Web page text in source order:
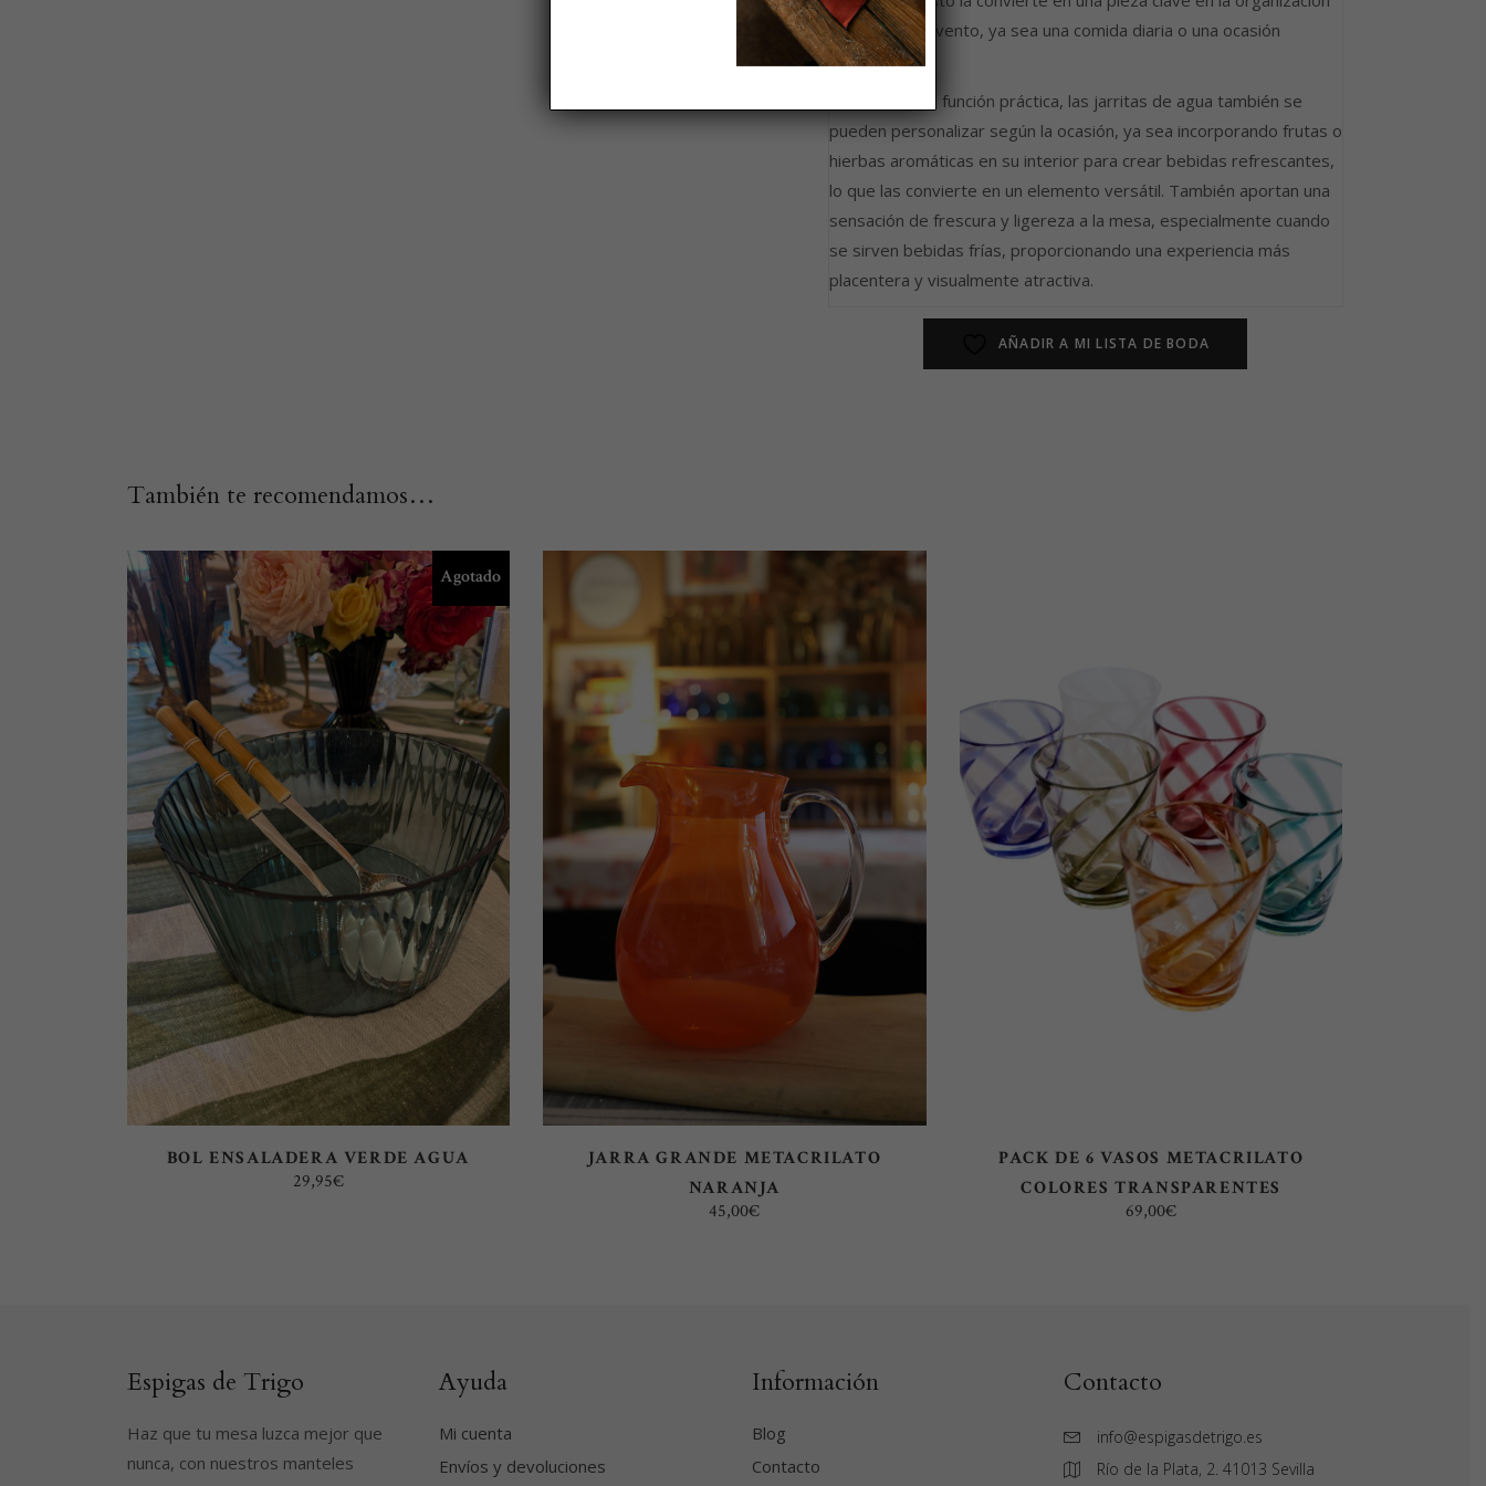
de cualquier evento, ya sea una comida diaria o una ocasión
especial.
Además de su función práctica, las jarritas de agua también se
pueden personalizar según la ocasión, ya sea incorporando frutas o
hierbas aromáticas en su interior para crear bebidas refrescantes,
lo que las convierte en un elemento versátil. También aportan una
sensación de frescura y ligereza a la mesa, especialmente cuando
se sirven bebidas frías, proporcionando una experiencia más
placentera y visualmente atractiva.
AÑADIR A MI LISTA DE BODA
También te recomendamos…
Agotado
LEER MÁS
BOL ENSALADERA VERDE AGUA
29,95€
AÑADIR AL CARRITO
JARRA GRANDE METACRILATO
NARANJA
45,00€
AÑADIR AL CARRITO
PACK DE 6 VASOS METACRILATO
COLORES TRANSPARENTES
69,00€
Espigas de Trigo
Haz que tu mesa luzca mejor que
nunca, con nuestros manteles
Ayuda
Mi cuenta
Envíos y devoluciones
Información
Blog
Contacto
Contacto
info@espigasdetrigo.es
Río de la Plata, 2. 41013 Sevilla